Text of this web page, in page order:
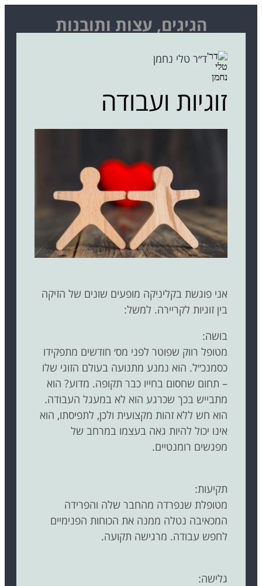
הגיגים, עצות ותובנות
ד״ר טלי נחמן
זוגיות ועבודה
אני פוגשת בקליניקה מופעים שונים של הזיקה
בין זוגיות לקריירה. למשל:
בושה:
מטופל רווק שפוטר לפני מס׳ חודשים מתפקידו
כסמנכ״ל. הוא נמנע מתנועה בעולם הזוגי שלו
– תחום שחסום בחייו כבר תקופה. מדוע? הוא
מתבייש בכך שכרגע הוא לא במעגל העבודה.
הוא חש ללא זהות מקצועית ולכן, לתפיסתו, הוא
אינו יכול להיות גאה בעצמו במרחב של
מפגשים רומנטיים.
תקיעות:
מטופלת שנפרדה מהחבר שלה והפרידה
המכאיבה נטלה ממנה את הכוחות הפנימיים
לחפש עבודה. מרגישה תקועה.
גלישה: